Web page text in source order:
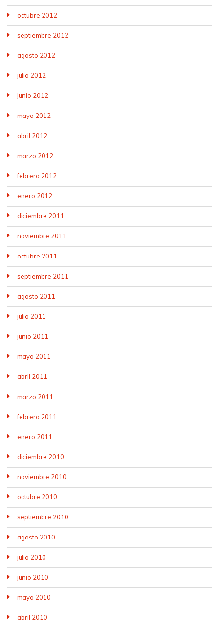
octubre 2012
septiembre 2012
agosto 2012
julio 2012
junio 2012
mayo 2012
abril 2012
marzo 2012
febrero 2012
enero 2012
diciembre 2011
noviembre 2011
octubre 2011
septiembre 2011
agosto 2011
julio 2011
junio 2011
mayo 2011
abril 2011
marzo 2011
febrero 2011
enero 2011
diciembre 2010
noviembre 2010
octubre 2010
septiembre 2010
agosto 2010
julio 2010
junio 2010
mayo 2010
abril 2010